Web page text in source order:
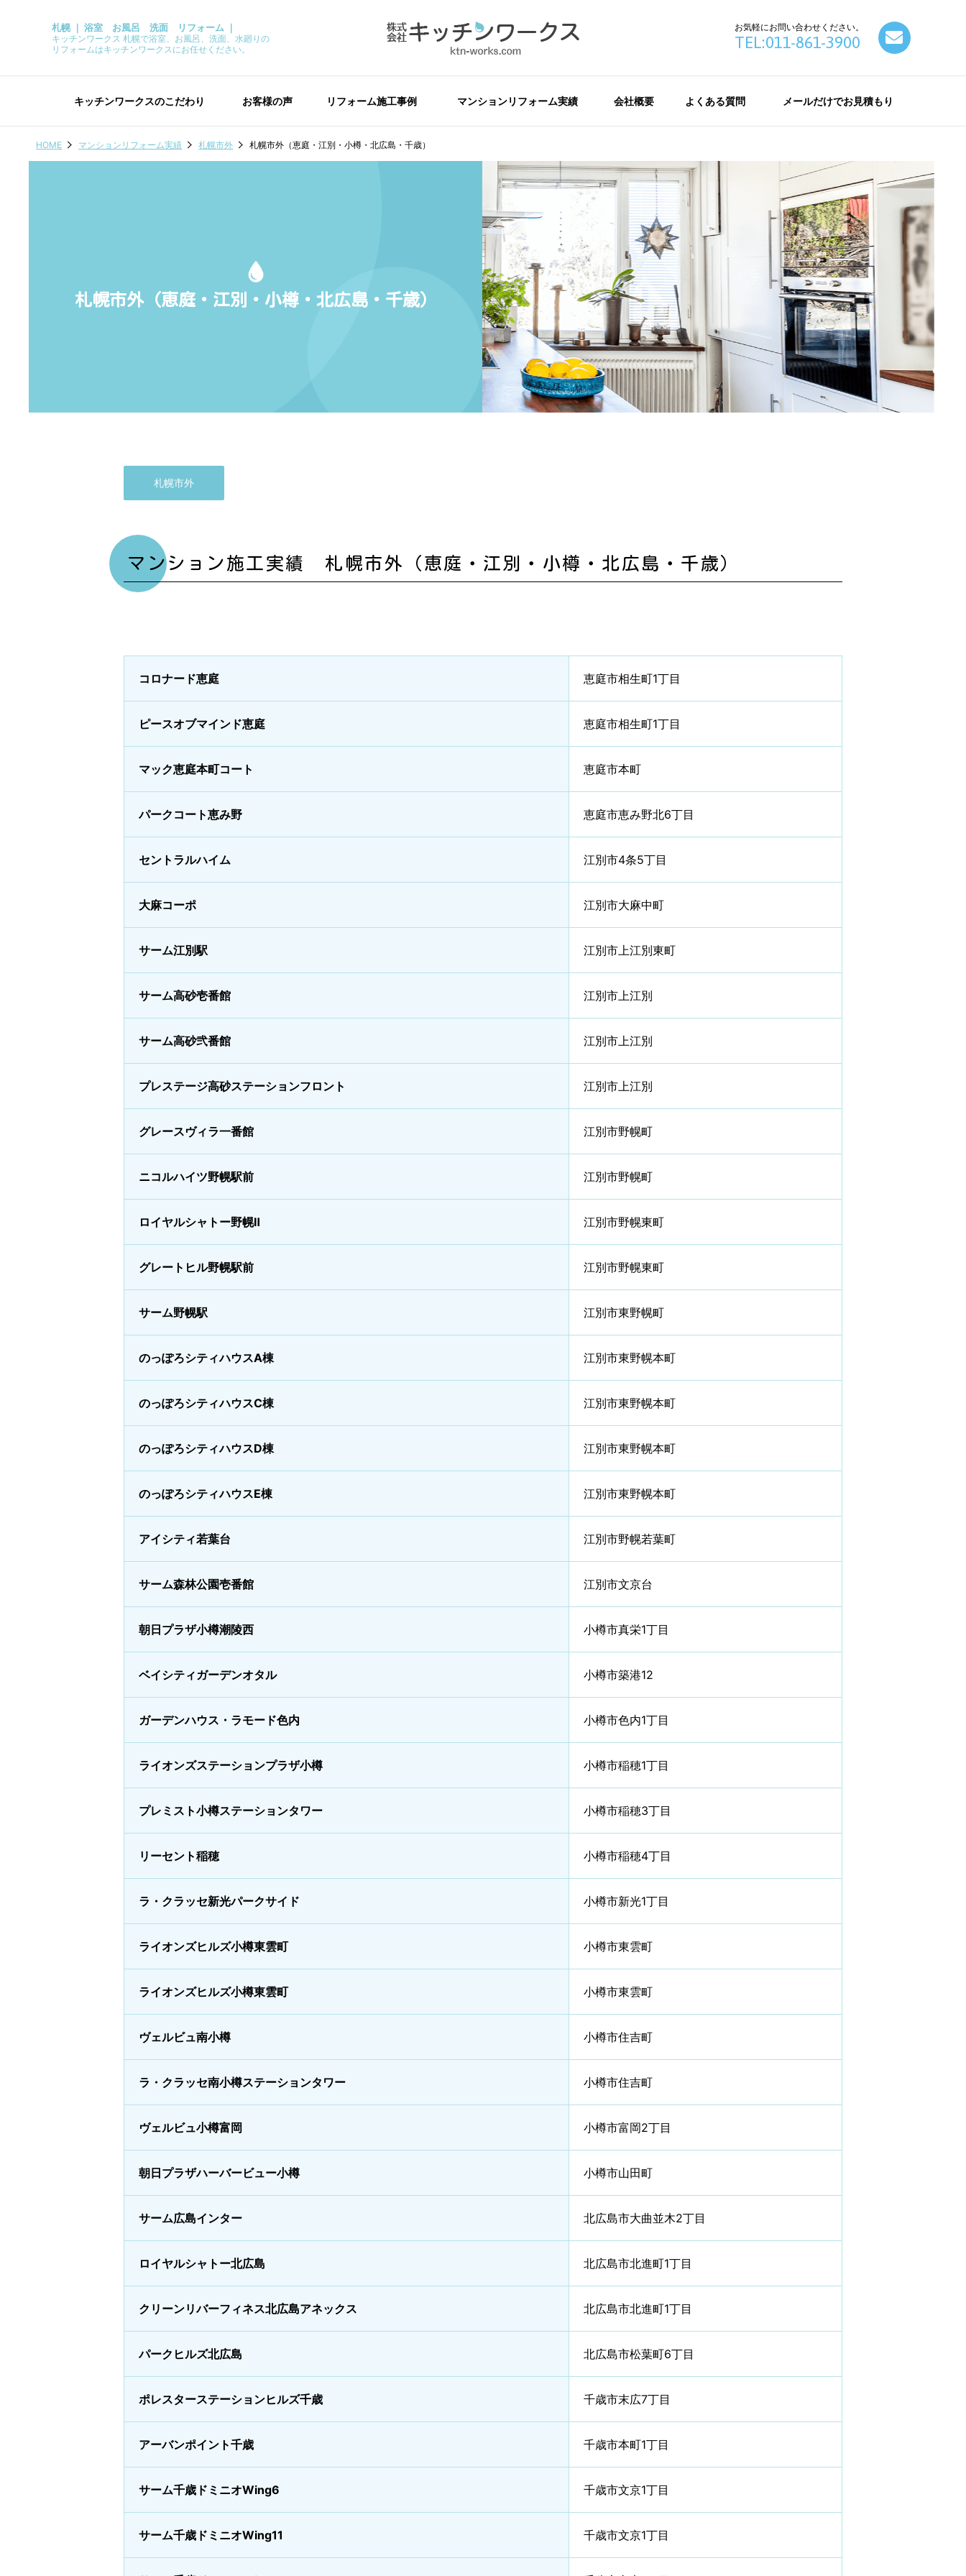
札幌 ｜ 浴室 お風呂 洗面 リフォーム ｜
キッチンワークス 札幌で浴室、お風呂、洗面、水廻りの
リフォームはキッチンワークスにお任せください。
お気軽にお問い合わせください。
TEL:011-861-3900
キッチンワークスのこだわり お客様の声 リフォーム施工事例 マンションリフォーム実績 会社概要 よくある質問 メールだけでお見積もり
HOME マンションリフォーム実績 札幌市外 札幌市外（恵庭・江別・小樽・北広島・千歳）
札幌市外（恵庭・江別・小樽・北広島・千歳）
札幌市外
マンション施工実績 札幌市外（恵庭・江別・小樽・北広島・千歳）
コロナード恵庭 恵庭市相生町1丁目
ピースオブマインド恵庭 恵庭市相生町1丁目
マック恵庭本町コート 恵庭市本町
パークコート恵み野 恵庭市恵み野北6丁目
セントラルハイム 江別市4条5丁目
大麻コーポ 江別市大麻中町
サーム江別駅 江別市上江別東町
サーム高砂壱番館 江別市上江別
サーム高砂弐番館 江別市上江別
プレステージ高砂ステーションフロント 江別市上江別
グレースヴィラ一番館 江別市野幌町
ニコルハイツ野幌駅前 江別市野幌町
ロイヤルシャトー野幌Ⅱ 江別市野幌東町
グレートヒル野幌駅前 江別市野幌東町
サーム野幌駅 江別市東野幌町
のっぽろシティハウスA棟 江別市東野幌本町
のっぽろシティハウスC棟 江別市東野幌本町
のっぽろシティハウスD棟 江別市東野幌本町
のっぽろシティハウスE棟 江別市東野幌本町
アイシティ若葉台 江別市野幌若葉町
サーム森林公園壱番館 江別市文京台
朝日プラザ小樽潮陵西 小樽市真栄1丁目
ベイシティガーデンオタル 小樽市築港12
ガーデンハウス・ラモード色内 小樽市色内1丁目
ライオンズステーションプラザ小樽 小樽市稲穂1丁目
プレミスト小樽ステーションタワー 小樽市稲穂3丁目
リーセント稲穂 小樽市稲穂4丁目
ラ・クラッセ新光パークサイド 小樽市新光1丁目
ライオンズヒルズ小樽東雲町 小樽市東雲町
ライオンズヒルズ小樽東雲町 小樽市東雲町
ヴェルビュ南小樽 小樽市住吉町
ラ・クラッセ南小樽ステーションタワー 小樽市住吉町
ヴェルビュ小樽富岡 小樽市富岡2丁目
朝日プラザハーバービュー小樽 小樽市山田町
サーム広島インター 北広島市大曲並木2丁目
ロイヤルシャトー北広島 北広島市北進町1丁目
クリーンリバーフィネス北広島アネックス 北広島市北進町1丁目
パークヒルズ北広島 北広島市松葉町6丁目
ポレスターステーションヒルズ千歳 千歳市末広7丁目
アーバンポイント千歳 千歳市本町1丁目
サーム千歳ドミニオWing6 千歳市文京1丁目
サーム千歳ドミニオWing11 千歳市文京1丁目